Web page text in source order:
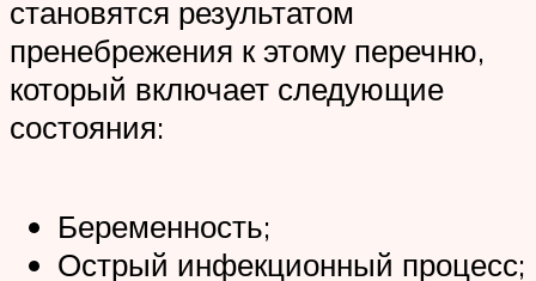
становятся результатом
пренебрежения к этому перечню,
который включает следующие
состояния:
Беременность;
Острый инфекционный процесс;